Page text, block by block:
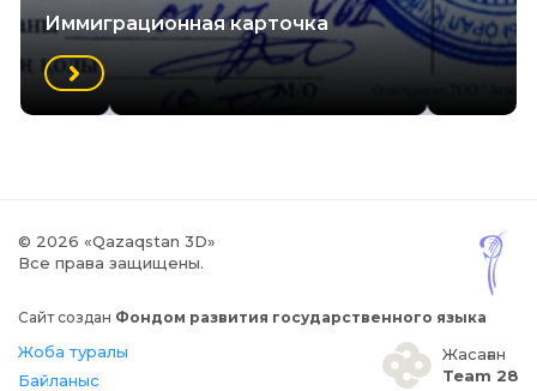
Иммиграционная карточка
© 2026 «Qazaqstan 3D»
Все права защищены.
Сайт создан Фондом развития государственного языка
Жоба туралы
Байланыс
Жасаған
Team 28